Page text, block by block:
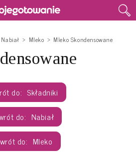
Nabiał Mleko Mleko Skondensowane
Składniki
Nabiał
Mleko